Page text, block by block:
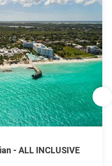
- ALL INCLUSIVE